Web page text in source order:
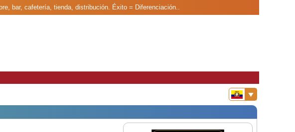
bar, cafetería, tienda, distribución. Éxito = Diferenciación..